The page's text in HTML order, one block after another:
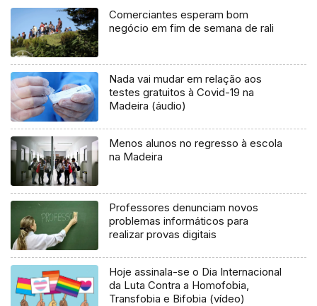
Comerciantes esperam bom
negócio em fim de semana de rali
Nada vai mudar em relação aos
testes gratuitos à Covid-19 na
Madeira (áudio)
Menos alunos no regresso à escola
na Madeira
Professores denunciam novos
problemas informáticos para
realizar provas digitais
Hoje assinala-se o Dia Internacional
da Luta Contra a Homofobia,
Transfobia e Bifobia (vídeo)